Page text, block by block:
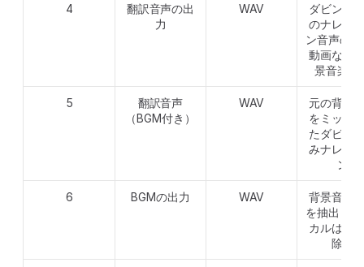
4
翻訳音声の出
力
WAV
ダビング
のナレー
ン音声の
動画なし
景音楽な
5
翻訳音声
（BGM付き）
WAV
元の背景
をミック
たダビン
みナレー
ン
6 BGMの出力 WAV
背景音楽
を抽出 —
カルは完
除去